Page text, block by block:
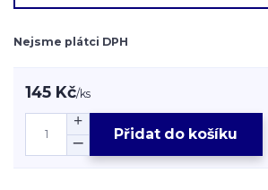
Nejsme plátci DPH
145 Kč/ks
Přidat do košíku